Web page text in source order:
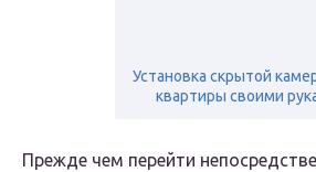
Установка скрытой
квартиры своими
Прежде чем перейти